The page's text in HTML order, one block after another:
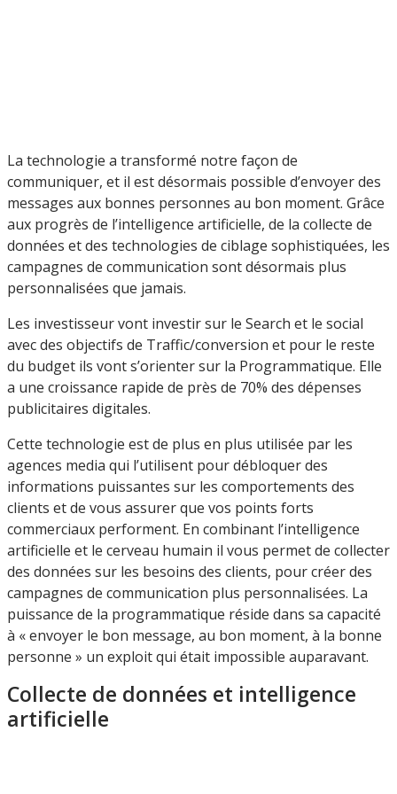
La technologie a transformé notre façon de
communiquer, et il est désormais possible d’envoyer des
messages aux bonnes personnes au bon moment. Grâce
aux progrès de l’intelligence artificielle, de la collecte de
données et des technologies de ciblage sophistiquées, les
campagnes de communication sont désormais plus
personnalisées que jamais.
Les investisseur vont investir sur le Search et le social
avec des objectifs de Traffic/conversion et pour le reste
du budget ils vont s’orienter sur la Programmatique. Elle
a une croissance rapide de près de 70% des dépenses
publicitaires digitales.
Cette technologie est de plus en plus utilisée par les
agences media qui l’utilisent pour débloquer des
informations puissantes sur les comportements des
clients et de vous assurer que vos points forts
commerciaux performent. En combinant l’intelligence
artificielle et le cerveau humain il vous permet de collecter
des données sur les besoins des clients, pour créer des
campagnes de communication plus personnalisées. La
puissance de la programmatique réside dans sa capacité
à « envoyer le bon message, au bon moment, à la bonne
personne » un exploit qui était impossible auparavant.
Collecte de données et intelligence
artificielle